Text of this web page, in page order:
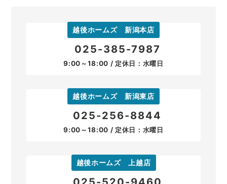
越後ホームズ 新潟本店
025-385-7987
9:00～18:00 / 定休日：水曜日
越後ホームズ 新潟東店
025-256-8844
9:00～18:00 / 定休日：水曜日
越後ホームズ 上越店